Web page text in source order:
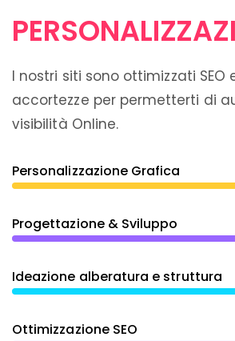
I nostri siti sono ottimizzati
accortezze per permetterti di
visibilità Online.
Personalizzazione Grafica
Progettazione & Sviluppo
Ideazione alberatura e struttura
Ottimizzazione SEO